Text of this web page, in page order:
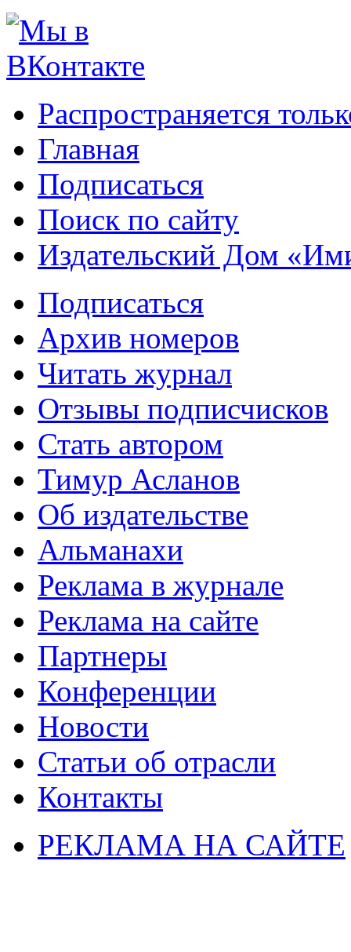
Распространяется
Главная
Подписаться
Поиск по сайту
Издательский Дом
Подписаться
Архив номеров
Читать журнал
Отзывы подписчисков
Стать автором
Тимур Асланов
Об издательстве
Альманахи
Реклама в журнале
Реклама на сайте
Партнеры
Конференции
Новости
Статьи об отрасли
Контакты
РЕКЛАМА НА САЙТЕ